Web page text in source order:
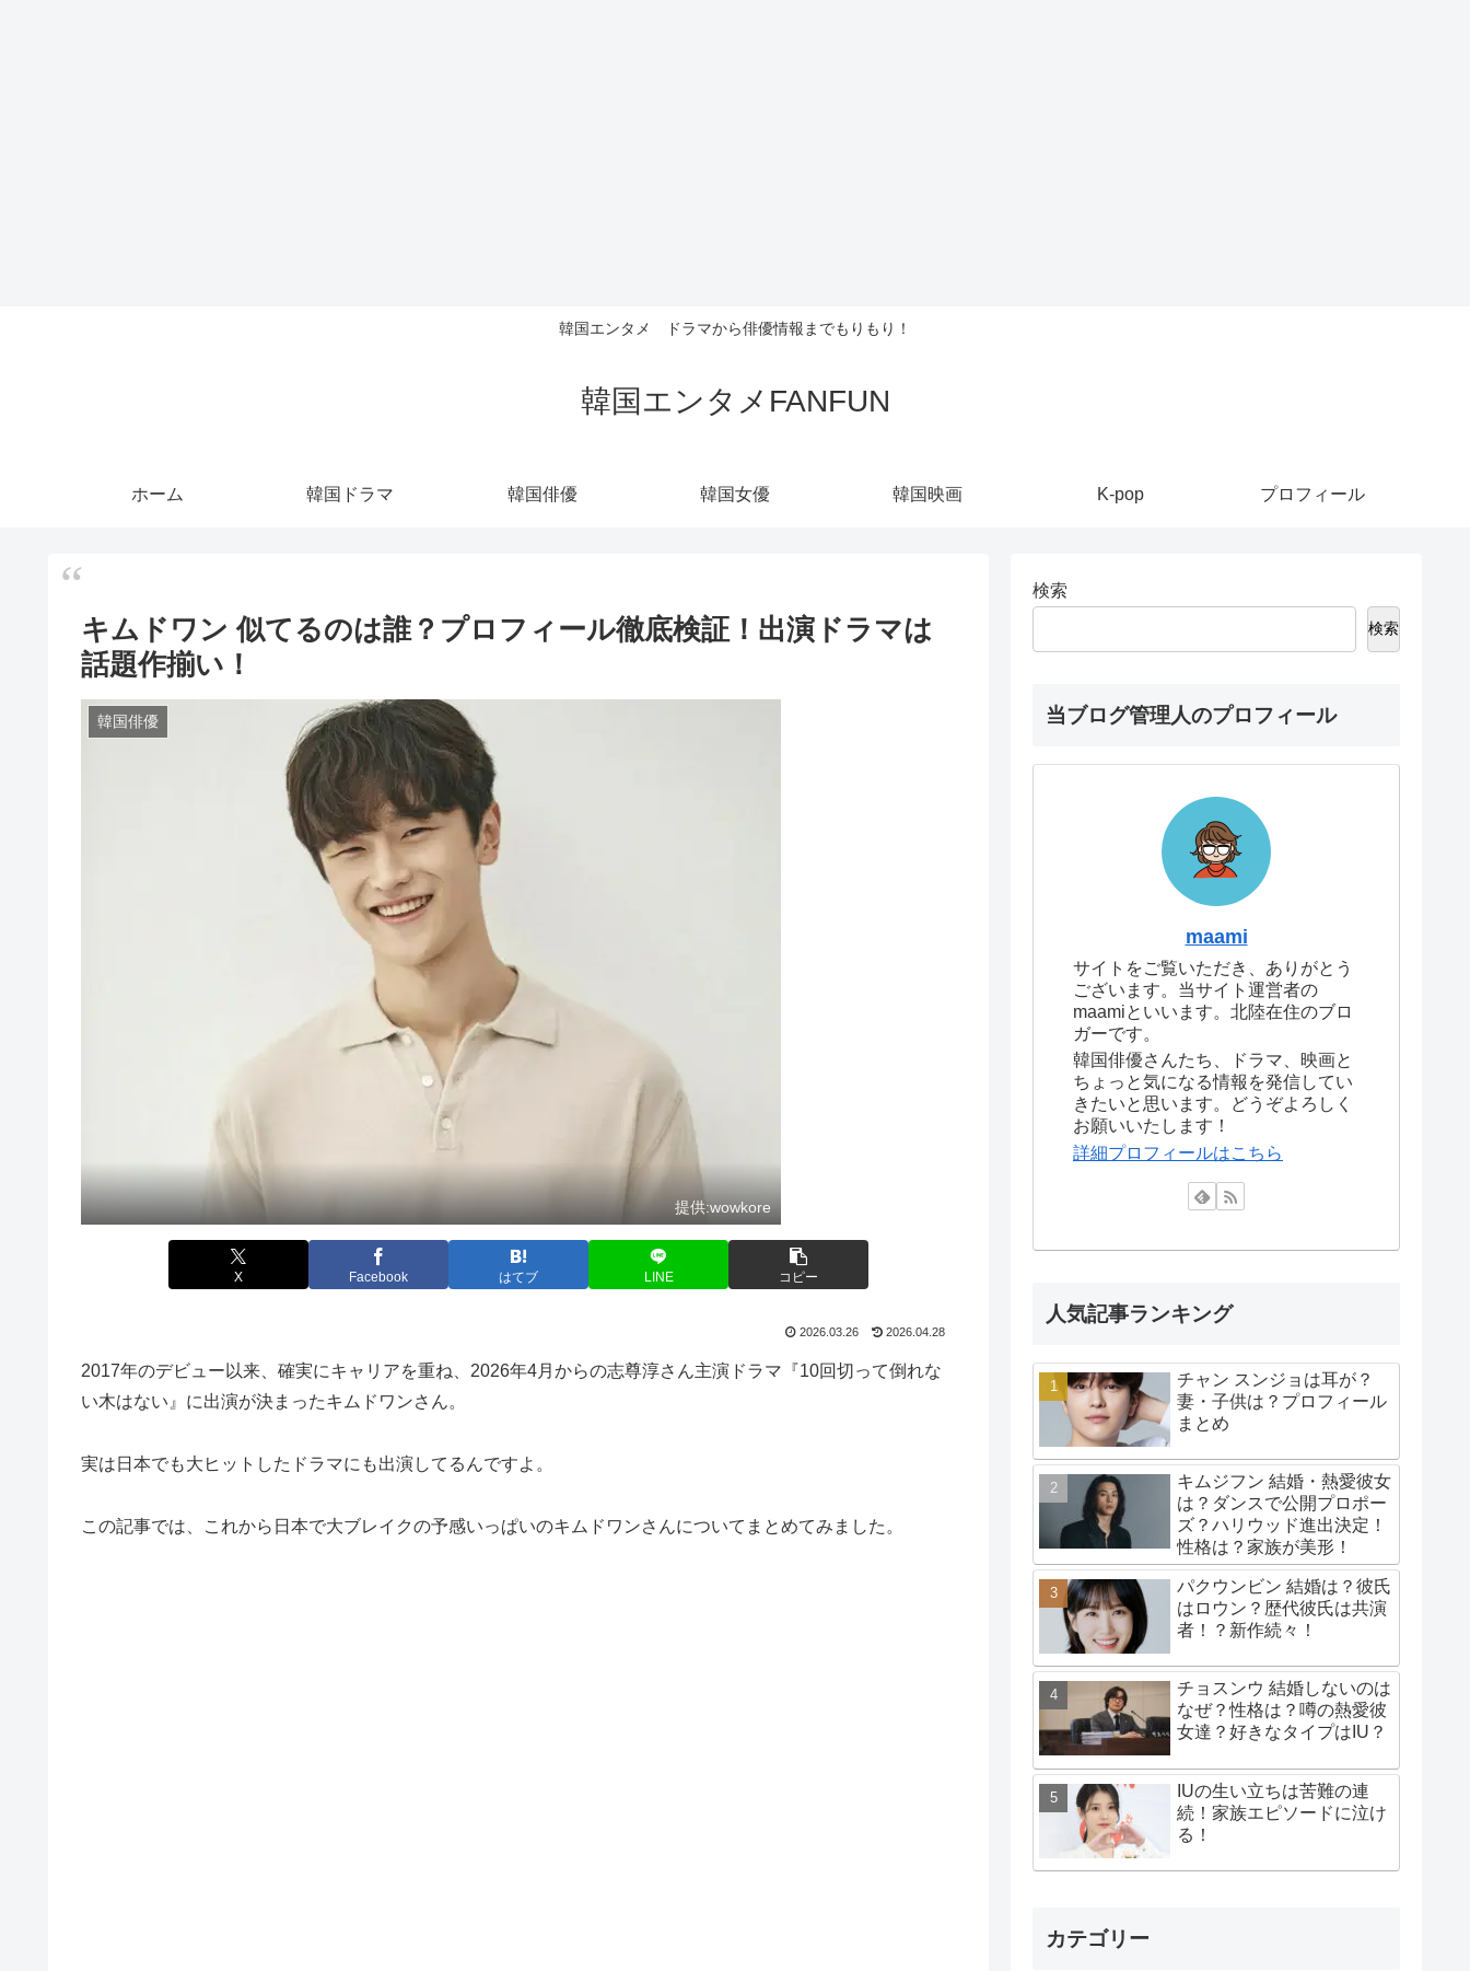
韓国エンタメ ドラマから俳優情報までもりもり！
韓国エンタメFANFUN
ホーム 韓国ドラマ 韓国俳優 韓国女優 韓国映画 K-pop プロフィール
キムドワン 似てるのは誰？プロフィール徹底検証！出演ドラマは
話題作揃い！
韓国俳優
提供:wowkore
X Facebook はてブ LINE コピー
2026.03.26 2026.04.28
2017年のデビュー以来、確実にキャリアを重ね、2026年4月からの志尊淳さん主演ドラマ『10回切って倒れな
い木はない』に出演が決まったキムドワンさん。
実は日本でも大ヒットしたドラマにも出演してるんですよ。
この記事では、これから日本で大ブレイクの予感いっぱいのキムドワンさんについてまとめてみました。
検索
検索
当ブログ管理人のプロフィール
maami
サイトをご覧いただき、ありがとう
ございます。当サイト運営者の
maamiといいます。北陸在住のブロ
ガーです。
韓国俳優さんたち、ドラマ、映画と
ちょっと気になる情報を発信してい
きたいと思います。どうぞよろしく
お願いいたします！
詳細プロフィールはこちら
人気記事ランキング
チャン スンジョは耳が？
妻・子供は？プロフィール
まとめ
キムジフン 結婚・熱愛彼女
は？ダンスで公開プロポー
ズ？ハリウッド進出決定！
性格は？家族が美形！
パクウンビン 結婚は？彼氏
はロウン？歴代彼氏は共演
者！？新作続々！
チョスンウ 結婚しないのは
なぜ？性格は？噂の熱愛彼
女達？好きなタイプはIU？
IUの生い立ちは苦難の連
続！家族エピソードに泣け
る！
カテゴリー